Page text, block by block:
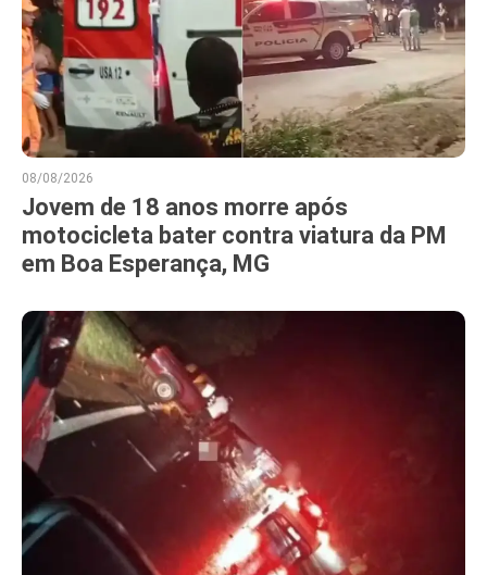
08/08/2026
Jovem de 18 anos morre após
motocicleta bater contra viatura da PM
em Boa Esperança, MG